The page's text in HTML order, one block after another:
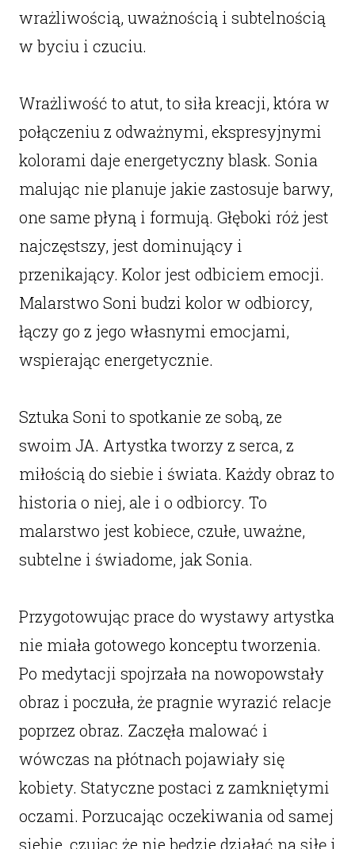
wrażliwością, uważnością i subtelnością
w byciu i czuciu.
Wrażliwość to atut, to siła kreacji, która w
połączeniu z odważnymi, ekspresyjnymi
kolorami daje energetyczny blask. Sonia
malując nie planuje jakie zastosuje barwy,
one same płyną i formują. Głęboki róż jest
najczęstszy, jest dominujący i
przenikający. Kolor jest odbiciem emocji.
Malarstwo Soni budzi kolor w odbiorcy,
łączy go z jego własnymi emocjami,
wspierając energetycznie.
Sztuka Soni to spotkanie ze sobą, ze
swoim JA. Artystka tworzy z serca, z
miłością do siebie i świata. Każdy obraz to
historia o niej, ale i o odbiorcy. To
malarstwo jest kobiece, czułe, uważne,
subtelne i świadome, jak Sonia.
Przygotowując prace do wystawy artystka
nie miała gotowego konceptu tworzenia.
Po medytacji spojrzała na nowopowstały
obraz i poczuła, że pragnie wyrazić relacje
poprzez obraz. Zaczęła malować i
wówczas na płótnach pojawiały się
kobiety. Statyczne postaci z zamkniętymi
oczami. Porzucając oczekiwania od samej
siebie, czując że nie będzie działać na siłę i